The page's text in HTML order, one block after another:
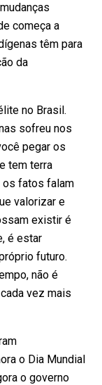
começa a
têm para
da
no Brasil.
sofreu nos
pegar os
tem terra
os fatos falam
valorizar e
existir é
é estar
futuro.
não é
vez mais
o Dia Mundial
o governo